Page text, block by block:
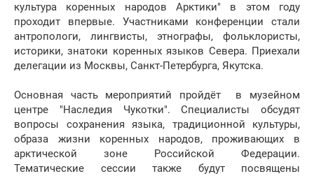
культура коренных народов Арктики" в этом году
проходит впервые. Участниками конференции стали
антропологи, лингвисты, этнографы, фольклористы,
историки, знатоки коренных языков Севера. Приехали
делегации из Москвы, Санкт-Петербурга, Якутска.
Основная часть мероприятий пройдёт в музейном
центре "Наследия Чукотки". Специалисты обсудят
вопросы сохранения языка, традиционной культуры,
образа жизни коренных народов, проживающих в
арктической зоне Российской Федерации.
Тематические сессии также будут посвящены